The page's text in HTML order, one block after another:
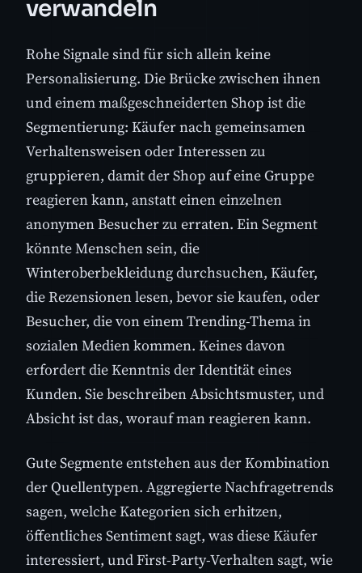
verwandeln
Rohe Signale sind für sich allein keine
Personalisierung. Die Brücke zwischen ihnen
und einem maßgeschneiderten Shop ist die
Segmentierung: Käufer nach gemeinsamen
Verhaltensweisen oder Interessen zu
gruppieren, damit der Shop auf eine Gruppe
reagieren kann, anstatt einen einzelnen
anonymen Besucher zu erraten. Ein Segment
könnte Menschen sein, die
Winteroberbekleidung durchsuchen, Käufer,
die Rezensionen lesen, bevor sie kaufen, oder
Besucher, die von einem Trending-Thema in
sozialen Medien kommen. Keines davon
erfordert die Kenntnis der Identität eines
Kunden. Sie beschreiben Absichtsmuster, und
Absicht ist das, worauf man reagieren kann.
Gute Segmente entstehen aus der Kombination
der Quellentypen. Aggregierte Nachfragetrends
sagen, welche Kategorien sich erhitzen,
öffentliches Sentiment sagt, was diese Käufer
interessiert, und First-Party-Verhalten sagt, wie